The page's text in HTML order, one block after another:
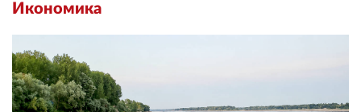
Икономика